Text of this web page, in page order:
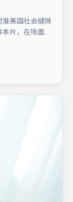
准美国社会缝隙
片，在场面调
供反差与喜
转有度，值得